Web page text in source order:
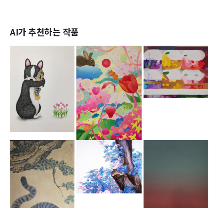
AI가 추천하는 작품